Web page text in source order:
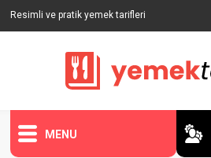
Resimli ve pratik yemek tarifleri
MENU